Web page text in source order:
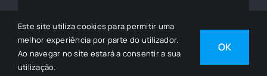
© 1997 - 2026• © Todos os Direitos Reservados •
Desenvolvido porSGSI
Este site utiliza cookies para permitir uma
melhor experiência por parte do utilizador.
Ao navegar no site estará a consentir a sua
utilização.
OK